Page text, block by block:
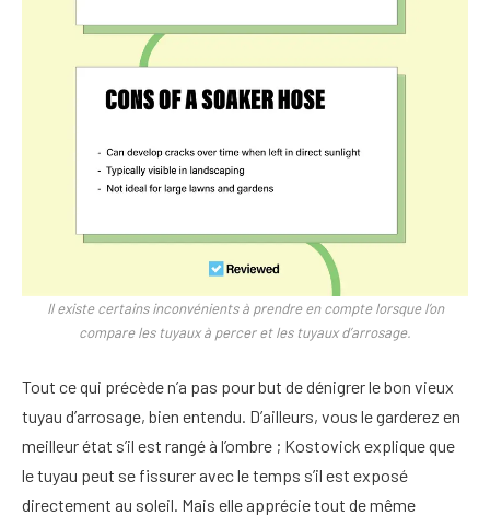
Il existe certains inconvénients à prendre en compte lorsque l’on
compare les tuyaux à percer et les tuyaux d’arrosage.
Tout ce qui précède n’a pas pour but de dénigrer le bon vieux
tuyau d’arrosage, bien entendu. D’ailleurs, vous le garderez en
meilleur état s’il est rangé à l’ombre ; Kostovick explique que
le tuyau peut se fissurer avec le temps s’il est exposé
directement au soleil. Mais elle apprécie tout de même